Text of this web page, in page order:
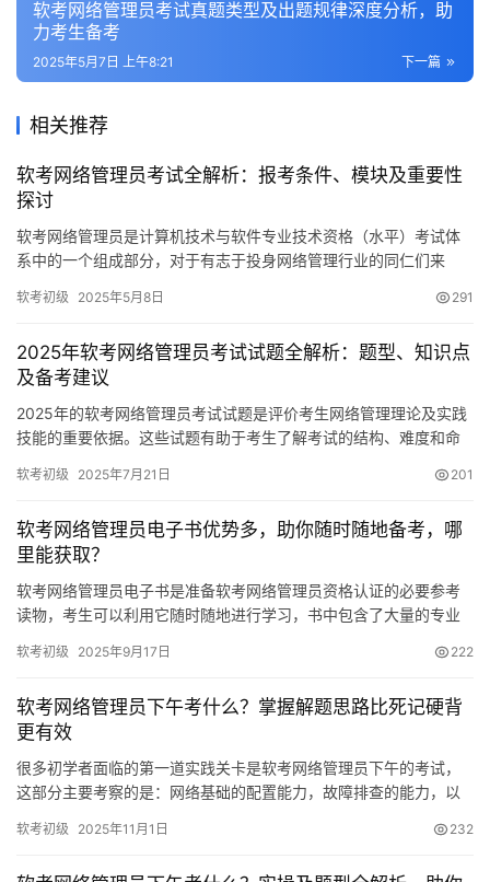
软考网络管理员考试真题类型及出题规律深度分析，助
力考生备考
下一篇
2025年5月7日 上午8:21
相关推荐
软考网络管理员考试全解析：报考条件、模块及重要性
探讨
软考网络管理员是计算机技术与软件专业技术资格（水平）考试体
系中的一个组成部分，对于有志于投身网络管理行业的同仁们来
软考初级 2025年5月8日 291
2025年软考网络管理员考试试题全解析：题型、知识点
及备考建议
2025年的软考网络管理员考试试题是评价考生网络管理理论及实践
技能的重要依据。这些试题有助于考生了解考试的结构、难度和命
软考初级 2025年7月21日 201
软考网络管理员电子书优势多，助你随时随地备考，哪
里能获取？
软考网络管理员电子书是准备软考网络管理员资格认证的必要参考
读物，考生可以利用它随时随地进行学习，书中包含了大量的专业
软考初级 2025年9月17日 222
软考网络管理员下午考什么？掌握解题思路比死记硬背
更有效
很多初学者面临的第一道实践关卡是软考网络管理员下午的考试，
这部分主要考察的是：网络基础的配置能力，故障排查的能力，以
软考初级 2025年11月1日 232